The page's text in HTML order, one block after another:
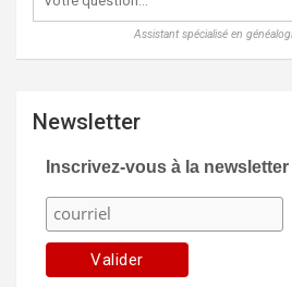
Assistant spécialisé en
Newsletter
Inscrivez-vous à la newsletter